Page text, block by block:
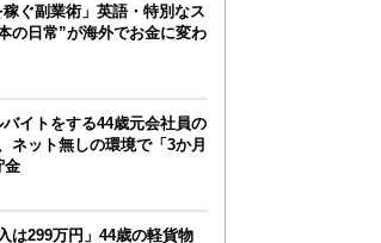
稼ぐ副業術」英語・特別なス
の日常”が海外でお金に変わ
イトをする44歳元会社員の
ネット無しの環境で「3か月
金
は299万円」44歳の軽貨物